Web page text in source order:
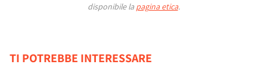
disponibile la pagina etica.
TI POTREBBE INTERESSARE